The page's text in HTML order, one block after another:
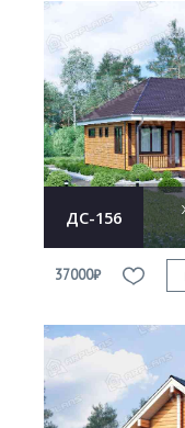
ДС-156
37000₽